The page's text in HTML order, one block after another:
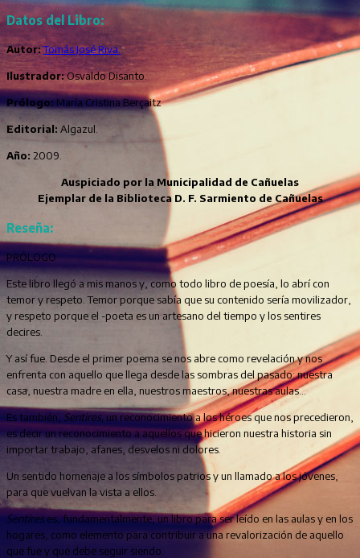
Datos del Libro:
Autor:Tomás José Riva.
Ilustrador:Osvaldo Disanto.
Prólogo:María Cristina Berçaitz
Editorial: Algazul.
Año: 2009.
Auspiciado por la Municipalidad de Cañuelas
Ejemplar de la Biblioteca D. F. Sarmiento de Cañuelas
Reseña:
PRÓLOGO
Este libro llegó a mis manos y, como todo libro de poesía, lo abrí con
temor y respeto. Temor porque sabía que su contenido sería movilizador,
y respeto porque el -poeta es un artesano del tiempo y los sentires
decires.
Y así fue. Desde el primer poema se nos abre como revelación y nos
enfrenta con aquello que llega desde las sombras del pasado: nuestra
casa, nuestra madre en ella, nuestros maestros, nuestras aulas...
Es también, Sentires,un reconocimiento a los héroes que nos precedieron,
es decir un reconocimiento a aquellos que hicieron nuestra historia sin
importar trabajo, afanes, desvelos ni dolores.
Un sentido homenaje a los símbolos patrios y un llamado a los jóvenes,
para que vuelvan la vista a ellos.
Sentireses, fundamentalmente, un libro para ser leído en las aulas y en los
hogares, como elemento para contribuir a una revalorización de aquello
que fue y que debe seguir siendo.